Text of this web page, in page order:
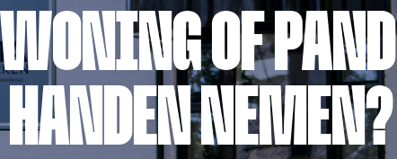
OF PAND
HANDEN NEMEN?